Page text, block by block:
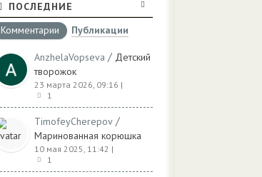
ПОСЛЕДНИЕ
Комментарии
Публикации
AnzhelaVopseva / Детский
творожок
23 марта 2026, 09:16 |
1
TimofeyCherepov /
Маринованная корюшка
10 мая 2025, 11:42 |
1